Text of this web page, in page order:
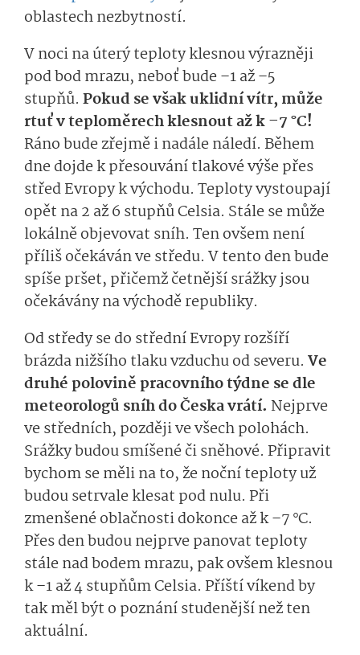
oblastech nezbytností.
V noci na úterý teploty klesnou výrazněji
pod bod mrazu, neboť bude –1 až –5
stupňů. Pokud se však uklidní vítr, může
rtuť v teploměrech klesnout až k –7 °C!
Ráno bude zřejmě i nadále náledí. Během
dne dojde k přesouvání tlakové výše přes
střed Evropy k východu. Teploty vystoupají
opět na 2 až 6 stupňů Celsia. Stále se může
lokálně objevovat sníh. Ten ovšem není
příliš očekáván ve středu. V tento den bude
spíše pršet, přičemž četnější srážky jsou
očekávány na východě republiky.
Od středy se do střední Evropy rozšíří
brázda nižšího tlaku vzduchu od severu. Ve
druhé polovině pracovního týdne se dle
meteorologů sníh do Česka vrátí. Nejprve
ve středních, později ve všech polohách.
Srážky budou smíšené či sněhové. Připravit
bychom se měli na to, že noční teploty už
budou setrvale klesat pod nulu. Při
zmenšené oblačnosti dokonce až k –7 °C.
Přes den budou nejprve panovat teploty
stále nad bodem mrazu, pak ovšem klesnou
k –1 až 4 stupňům Celsia. Příští víkend by
tak měl být o poznání studenější než ten
aktuální.